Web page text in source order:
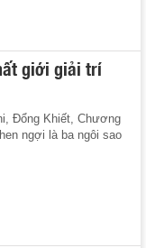
giới giải trí
Đổng Khiết, Chương
ngợi là ba ngôi sao